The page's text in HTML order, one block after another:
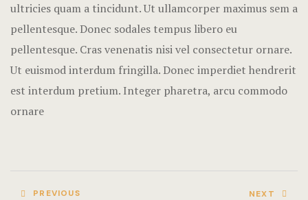
ultricies quam a tincidunt. Ut ullamcorper maximus sem a
pellentesque. Donec sodales tempus libero eu
pellentesque. Cras venenatis nisi vel consectetur ornare.
Ut euismod interdum fringilla. Donec imperdiet hendrerit
est interdum pretium. Integer pharetra, arcu commodo
ornare
PREVIOUS NEXT